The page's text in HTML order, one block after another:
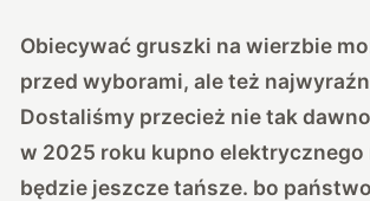
Obiecywać gruszki na wierzbie
przed wyborami, ale też
Dostaliśmy przecież nie tak
w 2025 roku kupno elektrycznego
będzie jeszcze tańsze. bo